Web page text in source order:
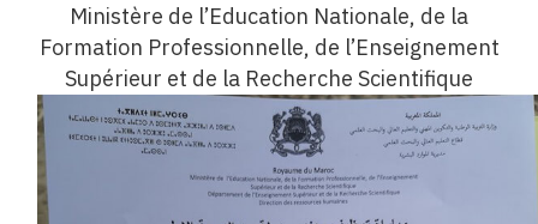
Ministère de l’Education Nationale, de la
Formation Professionnelle, de l’Enseignement
Supérieur et de la Recherche Scientifique